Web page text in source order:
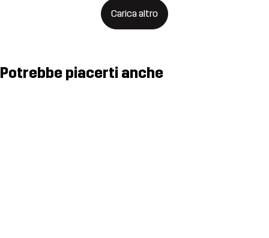
Carica altro
Potrebbe piacerti anche